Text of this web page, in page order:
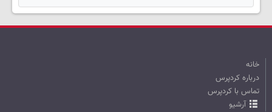
خانه
درباره کردپرس
تماس با کردپرس
آرشیو